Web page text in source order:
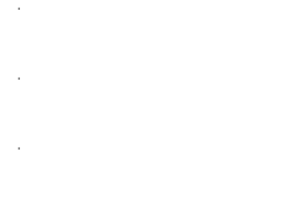
.
.